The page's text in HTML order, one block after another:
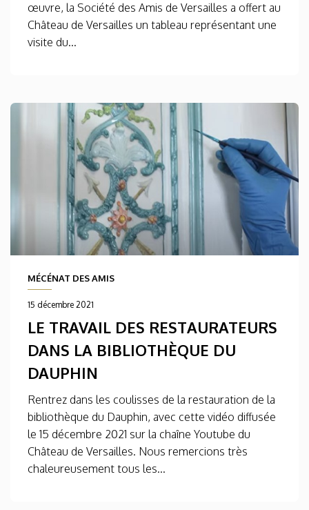
œuvre, la Société des Amis de Versailles a offert au
Château de Versailles un tableau représentant une
visite du...
MÉCÉNAT DES AMIS
15 décembre 2021
LE TRAVAIL DES RESTAURATEURS
DANS LA BIBLIOTHÈQUE DU
DAUPHIN
Rentrez dans les coulisses de la restauration de la
bibliothèque du Dauphin, avec cette vidéo diffusée
le 15 décembre 2021 sur la chaîne Youtube du
Château de Versailles. Nous remercions très
chaleureusement tous les...